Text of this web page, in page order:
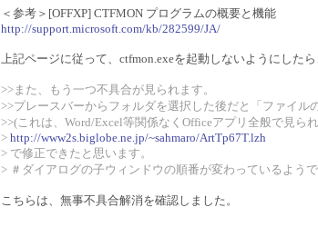
＜参考＞[OFFXP] CTFMON プログラムの概要と機能
http://support.microsoft.com/kb/282599/JA/
上記ページに従って、ctfmon.exeを起動しないようにした
>>また、もう一つ不具合が見られます。
>>プレースバーからフォルダを選択した後だと「ファイル
>>(これは、Word/Excel等関係なくOfficeアプリ全般で見ら
> http://www2s.biglobe.ne.jp/~sahmaro/ArtTp67T.lzh
> で修正できたと思います。
> ＃ダイアログの子ウィンドウの順番が変わっているようで
こちらは、無事不具合解消を確認しました。